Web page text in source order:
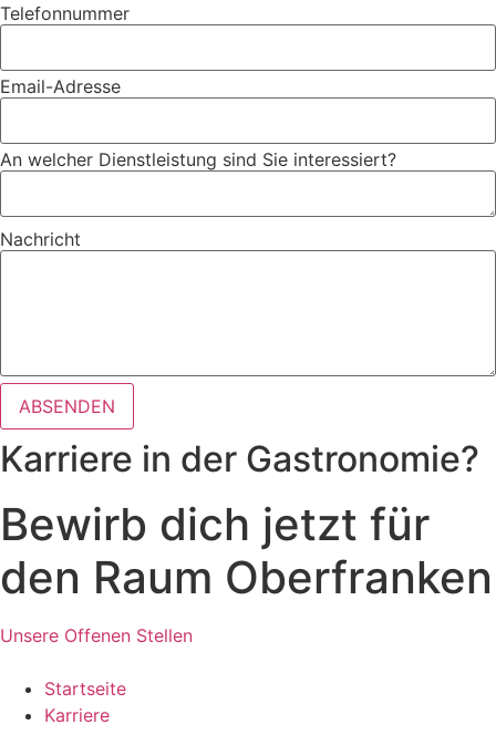
Telefonnummer
Email-Adresse
An welcher Dienstleistung sind Sie interessiert?
Nachricht
ABSENDEN
Karriere in der Gastronomie?
Bewirb dich jetzt für
den Raum Oberfranken
Unsere Offenen Stellen
Startseite
Karriere